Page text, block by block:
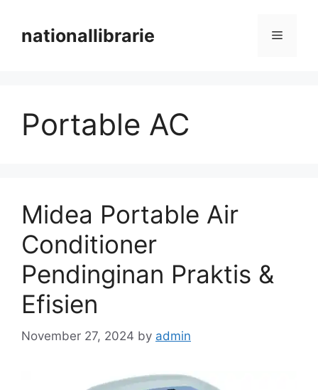
contentnationallibrarie Menu
Portable AC
Midea Portable Air
Conditioner
Pendinginan Praktis &
Efisien
November 27, 2024 by admin